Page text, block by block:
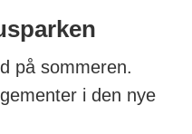
på sommeren.
i den nye